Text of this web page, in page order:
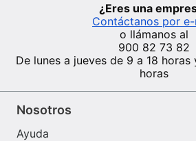
¿Eres una
Contáctanos por
o llámanos al
900 82 73 82
De lunes a jueves de 9 a 18 horas
horas
Nosotros
Ayuda